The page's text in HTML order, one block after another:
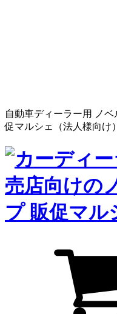
自動車ディーラー用 ノ
促マルシェ（法人様向け）